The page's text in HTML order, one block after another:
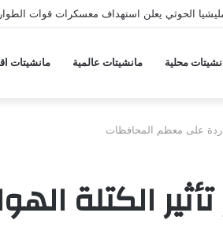
الحوثي يعلن استهداف معسكرات قوات
محلية مانشيتات عالمية مانشيتات
على معظم المحافظات
الكتلة